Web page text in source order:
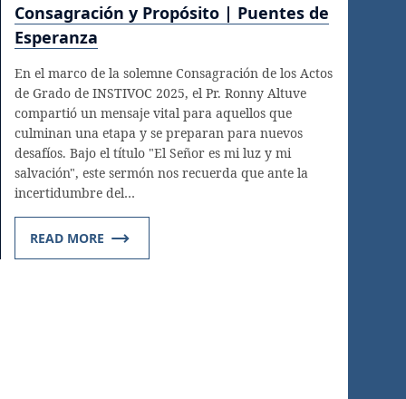
Consagración y Propósito | Puentes de
Esperanza
En el marco de la solemne Consagración de los Actos
de Grado de INSTIVOC 2025, el Pr. Ronny Altuve
compartió un mensaje vital para aquellos que
culminan una etapa y se preparan para nuevos
desafíos. Bajo el título "El Señor es mi luz y mi
salvación", este sermón nos recuerda que ante la
incertidumbre del…
READ MORE